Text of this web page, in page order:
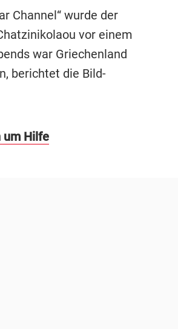
Channel“ wurde der
vor einem
war Griechenland
berichtet die Bild-
um Hilfe